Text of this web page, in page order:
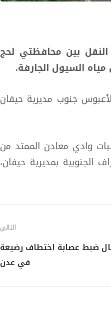
بين محافظتي لحج
السيول الجارفة.
جنوب مديرية حيفان
وادي معادن الممتد من
الجنوبية بمديرية حيفان،
التالي
ضبط عصابة اختطاف رضيعة
في عدن